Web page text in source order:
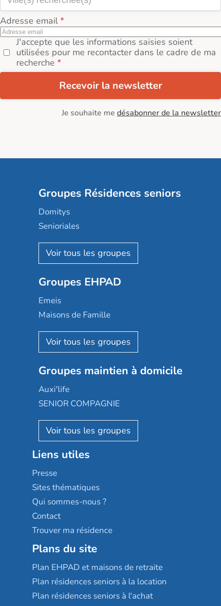
Adresse email
J'accepte que les informations saisies soient
utilisées pour me recontacter dans le cadre de ma
recherche
Recevoir la newsletter
Je souhaite me désabonner de la newsletter
Groupes Résidences seniors
Domitys
Senioriales
Nohée
Les Résidentiels
Mobicap
Domusvi
Happy Senior
Aquarelia
Nexity edenea
Les jardins d'Arcadie
Reseda
Stella management
Les villages d'or
Sérénys
Résidences services Villa Médicis
Groupes EHPAD
Emeis
Maisons de Famille
Korian
Emera
Groupe SOS
Le Noble Âge
Almage
Résidalya
Groupe aplus
Groupes maintien à domicile
Auxi'life
SENIOR COMPAGNIE
AGE D'OR Services
Liens utiles
Presse
Sites thématiques
Qui sommes-nous ?
Contact
Trouver ma résidence
Plans du site
Plan EHPAD et maisons de retraite
Plan résidences seniors à la location
Plan résidences seniors à l'achat